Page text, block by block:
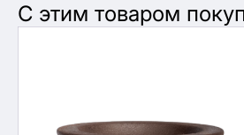
С этим товаром